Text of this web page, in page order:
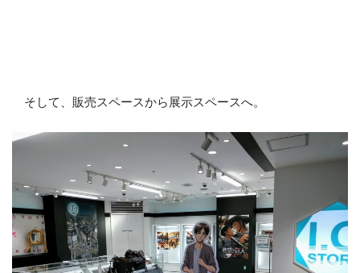
そして、販売スペースから展示スペースへ。